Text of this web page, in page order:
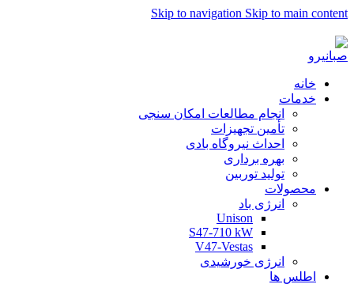
Skip to navigation Skip to main content
خانه
خدمات
انجام مطالعات امکان سنجی
تأمین تجهیزات
احداث نیروگاه بادی
بهره برداری
تولید توربین
محصولات
انرژی باد
Unison
S47-710 kW
V47-Vestas
انرژی خورشیدی
اطلس ها